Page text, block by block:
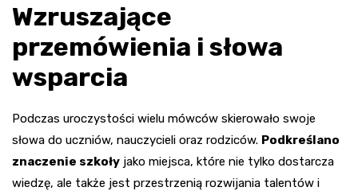
Wzruszające
przemówienia i słowa
wsparcia
Podczas uroczystości wielu mówców skierowało swoje
słowa do uczniów, nauczycieli oraz rodziców. Podkreślano
znaczenie szkoły jako miejsca, które nie tylko dostarcza
wiedzę, ale także jest przestrzenią rozwijania talentów i